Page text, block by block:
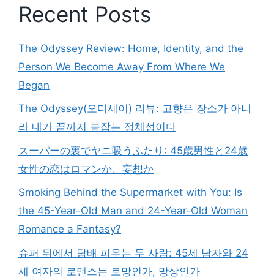
Recent Posts
The Odyssey Review: Home, Identity, and the
Person We Become Away From Where We
Began
The Odyssey(오디세이) 리뷰: 고향은 장소가 아니
라 내가 끝까지 붙잡는 정체성이다
スーパーの裏でヤニ吸うふたり: 45歳男性と24歳
女性の恋はロマンか、妄想か
Smoking Behind the Supermarket with You: Is
the 45-Year-Old Man and 24-Year-Old Woman
Romance a Fantasy?
슈퍼 뒤에서 담배 피우는 두 사람: 45세 남자와 24
세 여자의 로맨스는 로망인가, 망상인가